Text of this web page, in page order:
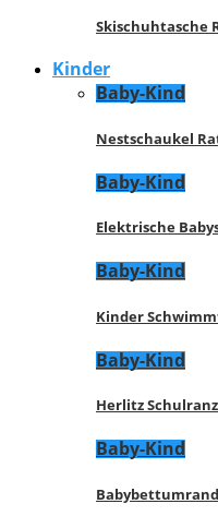
Skischuhtasche
Kinder
Baby-Kind
Nestschaukel
Baby-Kind
Elektrische
Baby-Kind
Kinder
Baby-Kind
Herlitz
Baby-Kind